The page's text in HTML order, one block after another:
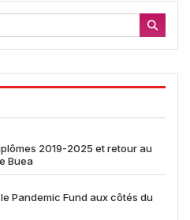
2019-2025 et retour au
Buea
Pandemic Fund aux côtés du